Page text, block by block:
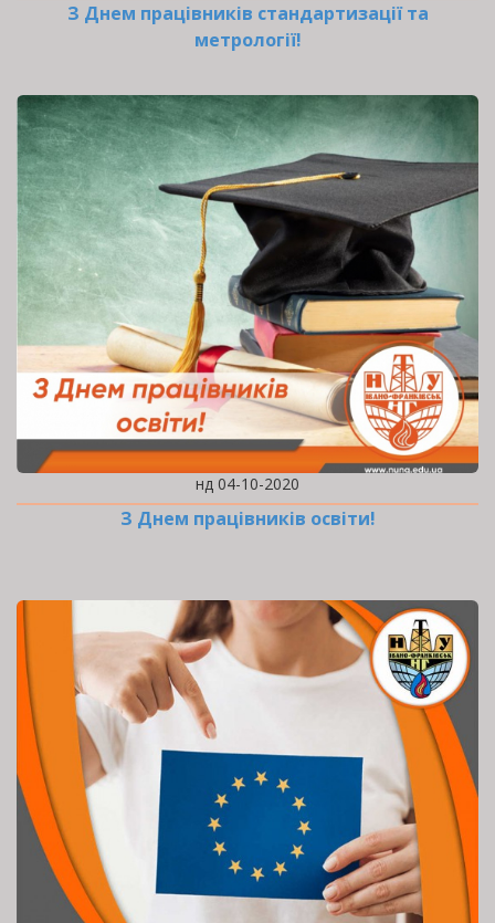
З Днем працівників стандартизації та
метрології!
нд 04-10-2020
З Днем працівників освіти!